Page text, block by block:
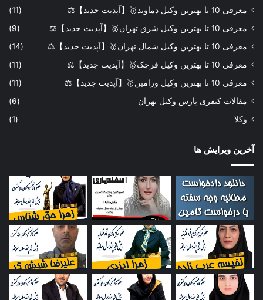
معرفی 10 تا بهترین وکیل دماوند🥇【آپدیت جدید】⚖️
(11)
معرفی 10 تا بهترین وکیل شرق تهران🥇【آپدیت جدید】⚖️
(9)
معرفی 10 تا بهترین وکیل شمال تهران🥇【آپدیت جدید】⚖️
(14)
معرفی 10 تا بهترین وکیل قرچک🥇【آپدیت جدید】⚖️
(11)
معرفی 10 تا بهترین وکیل ورامین🥇【آپدیت جدید】⚖️
(11)
مقالات کیفری پارس وکیل تهران
(6)
وکلا
(1)
آخرین ویرایش ها